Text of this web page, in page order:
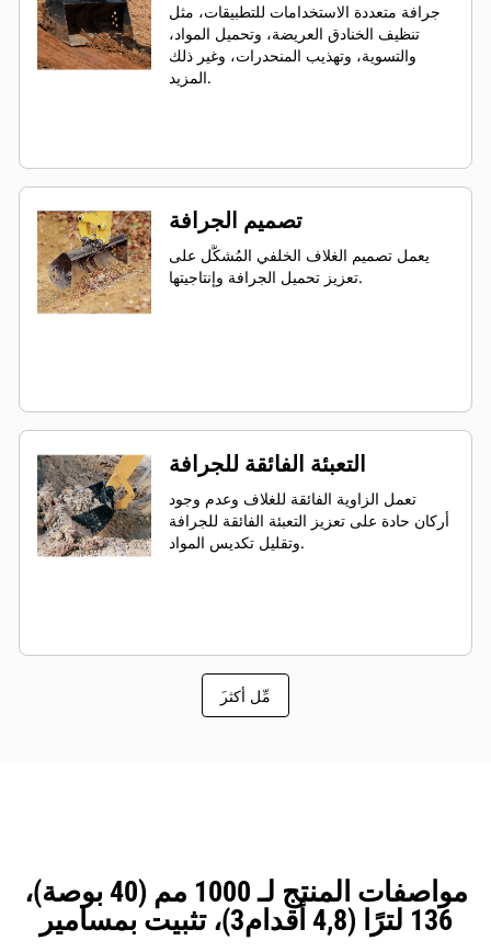
جرافة متعددة الاستخدامات للتطبيقات، مثل
تنظيف الخنادق العريضة، وتحميل المواد،
والتسوية، وتهذيب المنحدرات، وغير ذلك
المزيد.
تصميم الجرافة
يعمل تصميم الغلاف الخلفي المُشكَّل على
تعزيز تحميل الجرافة وإنتاجيتها.
التعبئة الفائقة للجرافة
تعمل الزاوية الفائقة للغلاف وعدم وجود
أركان حادة على تعزيز التعبئة الفائقة للجرافة
وتقليل تكديس المواد.
َمِّل أكثر
مواصفات المنتج لـ 1000 مم (40 بوصة)،
136 لترًا (4,8 أقدام3)، تثبيت بمسامير